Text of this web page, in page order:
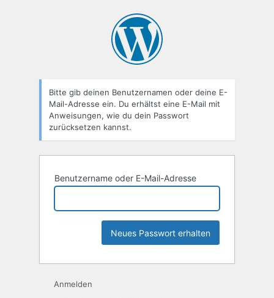
Bitte gib deinen Benutzernamen oder deine E-
Mail-Adresse ein. Du erhältst eine E-Mail mit
Anweisungen, wie du dein Passwort
zurücksetzen kannst.
Benutzername oder E-Mail-Adresse
Anmelden